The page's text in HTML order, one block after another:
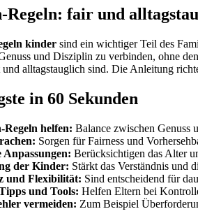
Regeln: fair und
kinder sind ein wichtiger Teil des
und Disziplin zu verbinden, ohne
und alltagstauglich sind. Die Anleitung
in 60 Sekunden
Regeln helfen: Balance zwischen Genuss
Sorgen für Fairness und
Berücksichtigen das Alter
der Kinder: Stärkt das Verständnis und
und Flexibilität: Sind entscheidend für
und Tools: Helfen Eltern bei
vermeiden: Zum Beispiel